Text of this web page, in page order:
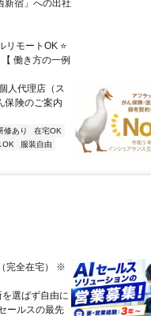
宿」への出社
リモートOK ⭐
働き方の一例
人代理店（ス
保険のご案内
修あり
在宅OK
OK
服装自由
完全在宅） ※
選ばず自由に
ールスの最先